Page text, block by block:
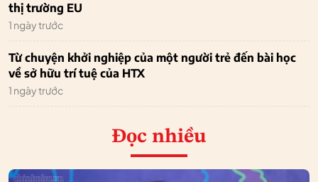
thị trường EU
1 ngày trước
Từ chuyện khởi nghiệp của một người trẻ đến bài học
về sở hữu trí tuệ của HTX
1 ngày trước
Đọc nhiều